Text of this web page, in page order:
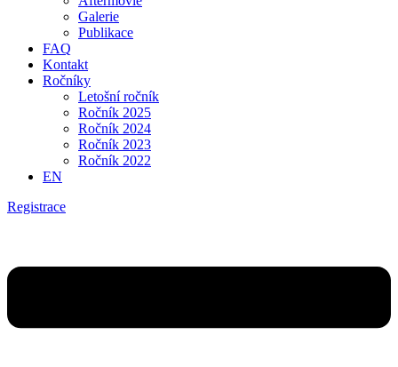
Galerie
Publikace
FAQ
Kontakt
Ročníky
Letošní ročník
Ročník 2025
Ročník 2024
Ročník 2023
Ročník 2022
EN
Registrace